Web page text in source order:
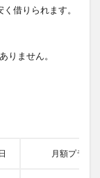
借りられます。
りません。
月額プラン